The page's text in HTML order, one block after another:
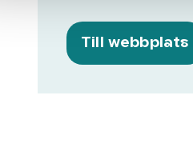
Till webbplats